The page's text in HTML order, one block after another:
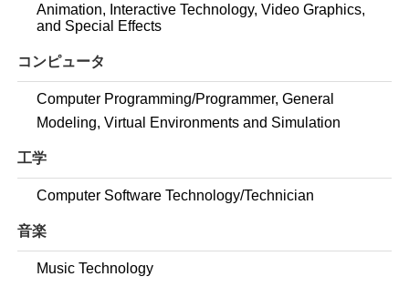
Animation, Interactive Technology, Video Graphics,
and Special Effects
コンピュータ
Computer Programming/Programmer, General
Modeling, Virtual Environments and Simulation
工学
Computer Software Technology/Technician
音楽
Music Technology